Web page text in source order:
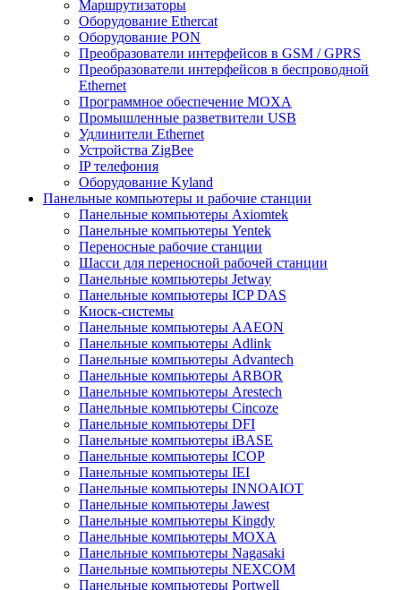
Маршрутизаторы
Оборудование Ethercat
Оборудование PON
Преобразователи интерфейсов в GSM / GPRS
Преобразователи интерфейсов в беспроводной
Ethernet
Программное обеспечение MOXA
Промышленные разветвители USB
Удлинители Ethernet
Устройства ZigBee
IP телефония
Оборудование Kyland
Панельные компьютеры и рабочие станции
Панельные компьютеры Axiomtek
Панельные компьютеры Yentek
Переносные рабочие станции
Шасси для переносной рабочей станции
Панельные компьютеры Jetway
Панельные компьютеры ICP DAS
Киоск-системы
Панельные компьютеры AAEON
Панельные компьютеры Adlink
Панельные компьютеры Advantech
Панельные компьютеры ARBOR
Панельные компьютеры Arestech
Панельные компьютеры Cincoze
Панельные компьютеры DFI
Панельные компьютеры iBASE
Панельные компьютеры ICOP
Панельные компьютеры IEI
Панельные компьютеры INNOAIOT
Панельные компьютеры Jawest
Панельные компьютеры Kingdy
Панельные компьютеры MOXA
Панельные компьютеры Nagasaki
Панельные компьютеры NEXCOM
Панельные компьютеры Portwell